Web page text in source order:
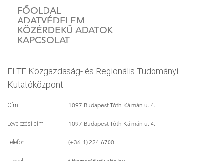
FŐOLDAL
ADATVÉDELEM
KÖZÉRDEKŰ ADATOK
KAPCSOLAT
ELTE Közgazdaság- és Regionális Tudományi
Kutatóközpont
Cím: 1097 Budapest Tóth Kálmán u. 4.
Levelezési cím: 1097 Budapest Tóth Kálmán u. 4.
Telefon: (+36-1) 224 6700